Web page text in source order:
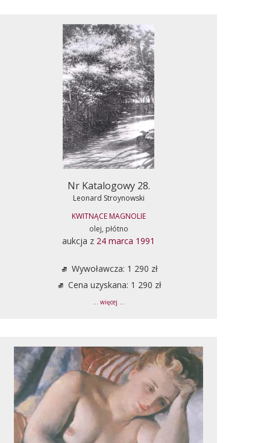
Nr Katalogowy 28.
Leonard Stroynowski
KWITNĄCE MAGNOLIE
olej, płótno
aukcja z 24 marca 1991
Wywoławcza: 1 290 zł
Cena uzyskana: 1 290 zł
... więcej ...